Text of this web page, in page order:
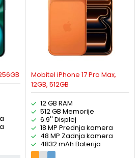
Mobitel iPhone 17 Pro Max,
12GB, 512GB
12 GB RAM
512 GB Memorije
6.9'' Displej
18 MP Prednja kamera
48 MP Zadnja kamera
4832 mAh Baterija